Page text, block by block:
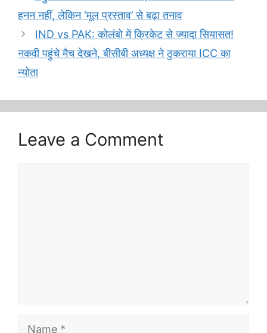
हनन नहीं, लेकिन ‘मूल प्रस्ताव’ से बढ़ा तनाव
IND vs PAK: कोलंबो में क्रिकेट से ज्यादा सियासत!
नकवी पहुंचे मैच देखने, बीसीबी अध्यक्ष ने ठुकराया ICC का
न्योता
Leave a Comment